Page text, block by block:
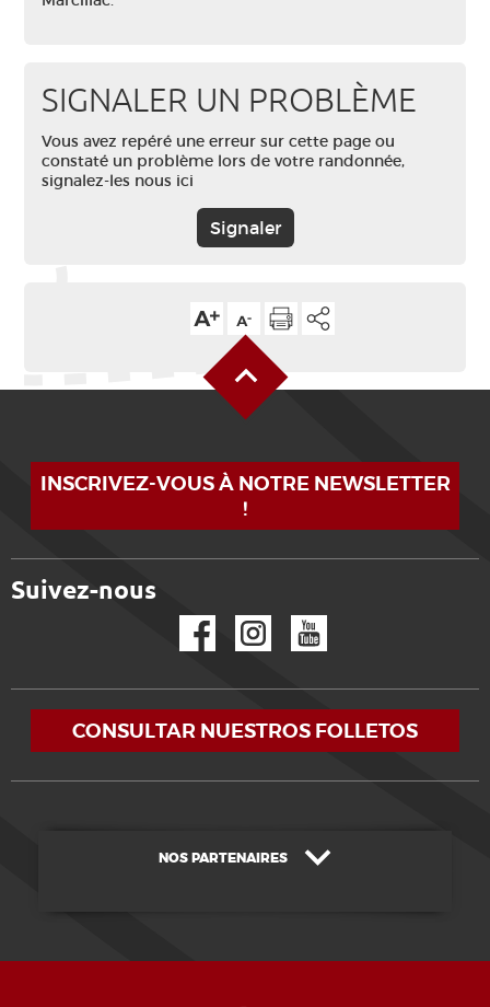
SIGNALER UN PROBLÈME
Vous avez repéré une erreur sur cette page ou
constaté un problème lors de votre randonnée,
signalez-les nous ici
Signaler
INSCRIVEZ-VOUS À NOTRE NEWSLETTER
!
Suivez-nous
CONSULTAR NUESTROS FOLLETOS
NOS PARTENAIRES